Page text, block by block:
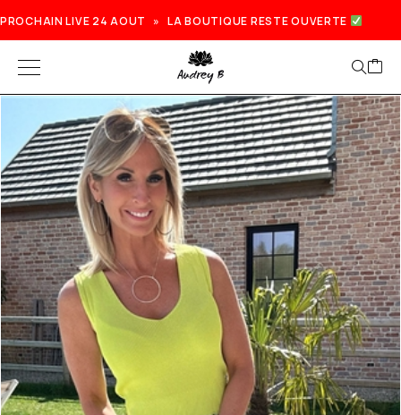
PROCHAIN LIVE 24 AOUT » LA BOUTIQUE RESTE OUVERTE